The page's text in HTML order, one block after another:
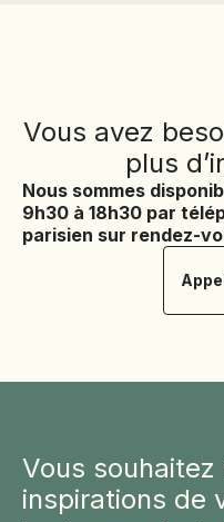
Vous avez
plus
Nous sommes
9h30 à 18h30 par
parisien sur rendez-
Vous
inspirations de